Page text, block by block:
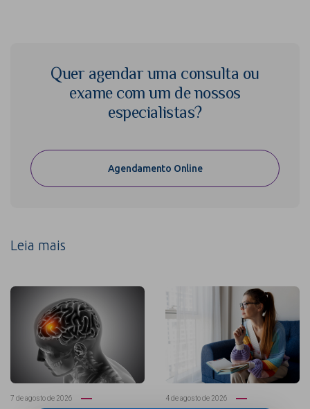
Quer agendar uma consulta ou
exame com um de nossos
especialistas?
Agendamento Online
Leia mais
7 de agosto de 2026 4 de agosto de 2026